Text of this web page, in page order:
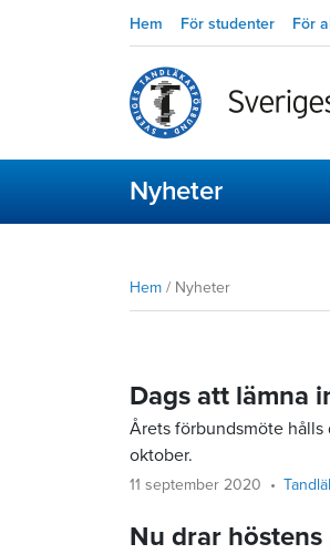
Hem För studenter För
Nyheter
Hem / Nyheter
Dags att lämna
Årets förbundsmöte
oktober.
11 september 2020
Nu drar